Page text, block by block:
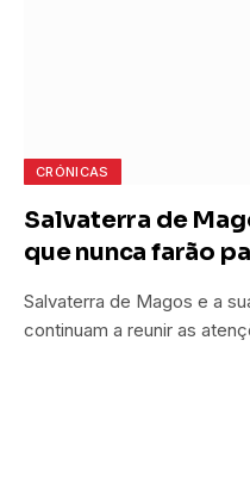
CRÓNICAS
Salvaterra de
que nunca farão
Salvaterra de Magos e a
continuam a reunir as